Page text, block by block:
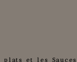
et les Sauces